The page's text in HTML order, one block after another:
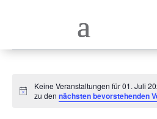
Hinweis
Keine Veranstaltungen für 01. Juli
zu den nächsten bevorstehenden